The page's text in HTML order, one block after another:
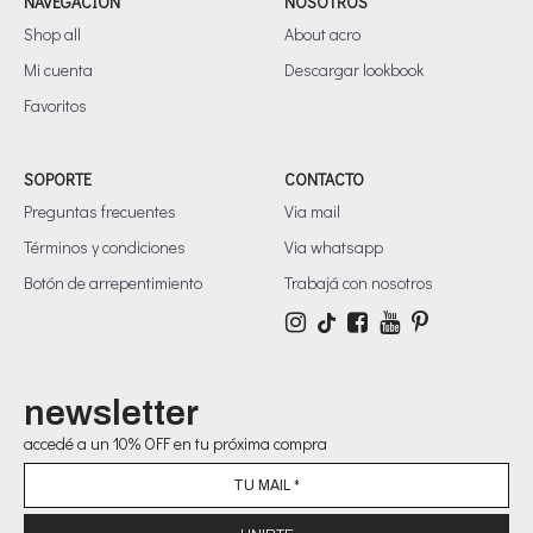
Shop all
Mi cuenta
Favoritos
About acro
Descargar lookbook
SOPORTE
Preguntas frecuentes
Términos y condiciones
Botón de arrepentimiento
CONTACTO
Via mail
Via whatsapp
Trabajá con nosotros
newsletter
accedé a un 10% OFF en tu próxima compra